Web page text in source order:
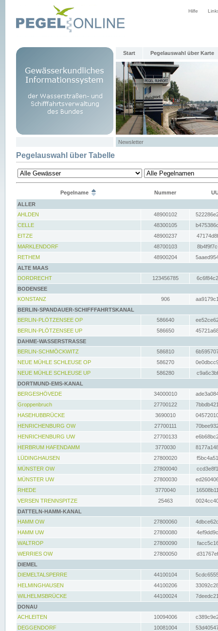
Hilfe
Start Pegelauswahl über Karte
Newsletter
Pegelauswahl über Tabelle
Pegelname Nummer
ALLER
AHLDEN
48900102
CELLE
48300105
EITZE
48900237
MARKLENDORF
48700103
RETHEM
48900204
ALTE MAAS
DORDRECHT
123456785
BODENSEE
KONSTANZ
906
BERLIN-SPANDAUER-SCHIFFFAHRTSKANAL
BERLIN-PLÖTZENSEE OP
586640
BERLIN-PLÖTZENSEE UP
586650
DAHME-WASSERSTRASSE
BERLIN-SCHMÖCKWITZ
586810
NEUE MÜHLE SCHLEUSE OP
586270
NEUE MÜHLE SCHLEUSE UP
586280
DORTMUND-EMS-KANAL
BERGESHÖVEDE
34000010
Groppenbruch
27700122
HASEHUBBRÜCKE
3690010
HENRICHENBURG OW
27700111
HENRICHENBURG UW
27700133
HERBRUM HAFENDAMM
3770030
LÜDINGHAUSEN
27800020
MÜNSTER OW
27800040
MÜNSTER UW
27800030
RHEDE
3770040
VERSEN TRENNSPITZE
25463
DATTELN-HAMM-KANAL
HAMM OW
27800060
HAMM UW
27800080
WALTROP
27800090
WERRIES OW
27800050
DIEMEL
DIEMELTALSPERRE
44100104
HELMINGHAUSEN
44100206
WILHELMSBRÜCKE
44100024
DONAU
ACHLEITEN
10094006
DEGGENDORF
10081004